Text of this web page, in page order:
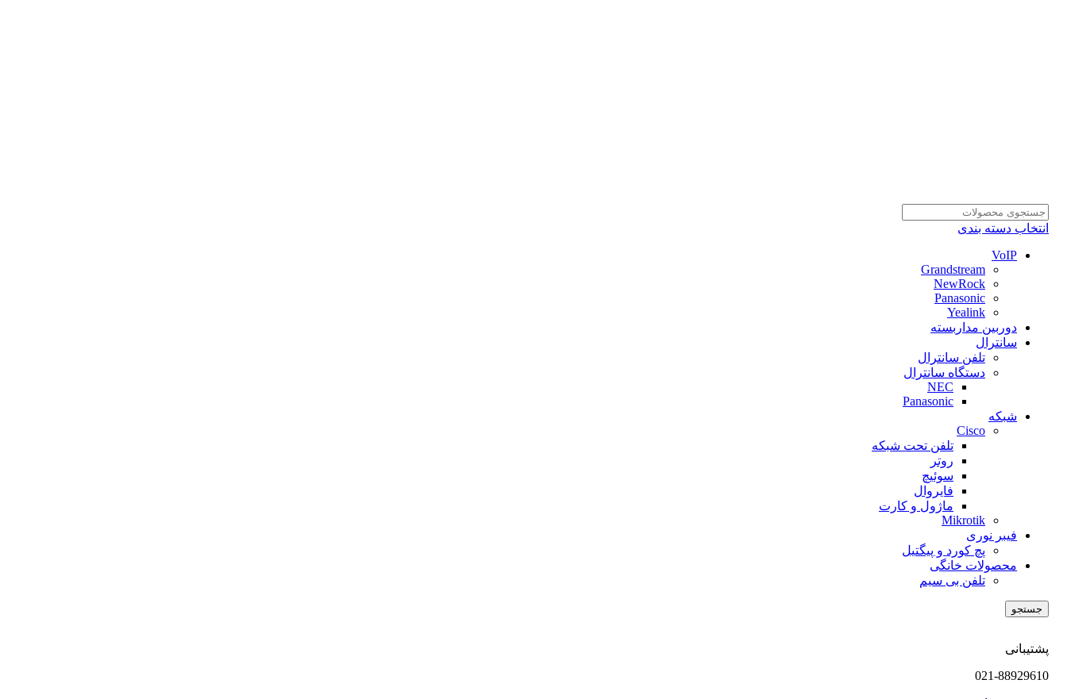
انتخاب دسته بندی
VoIP
Grandstream
NewRock
Panasonic
Yealink
دوربین مداربسته
سانترال
تلفن سانترال
دستگاه سانترال
NEC
Panasonic
شبکه
Cisco
تلفن تحت شبکه
روتر
سوئیچ
فایروال
ماژول و کارت
Mikrotik
فیبر نوری
پچ کورد و پیگتیل
محصولات خانگی
تلفن بی سیم
جستجو
پشتیبانی
021-88929610